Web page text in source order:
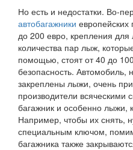
Но есть и недостатки. Во-
автобагажники европейских
до 200 евро, крепления для
количества пар лыж,
помощью, стоят от 40 до
безопасность. Автомобиль,
закреплены лыжи, очень
производители
багажник и особенно лыжи,
Например, чтобы их снять,
специальным ключом,
багажника также